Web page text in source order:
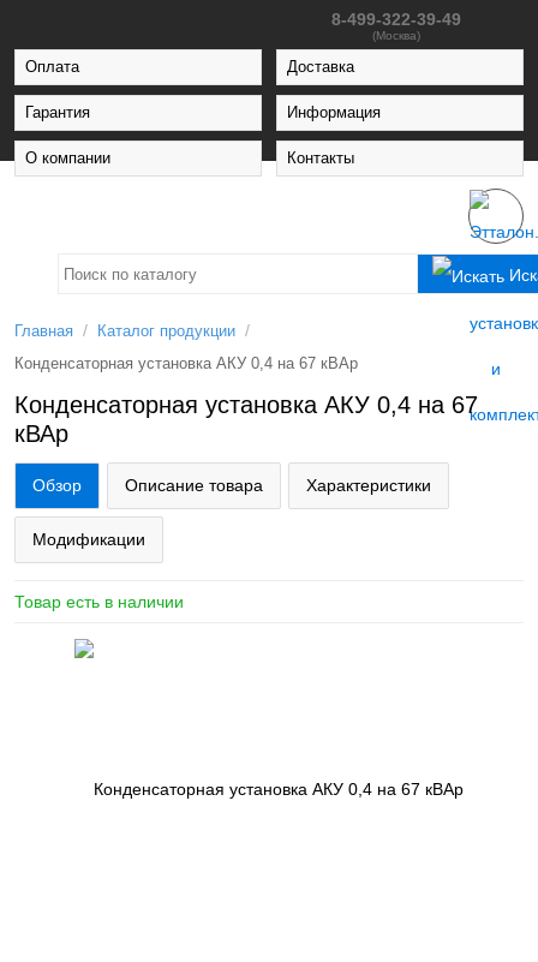
8-499-322-39-49
(Москва)
Оплата Доставка
Гарантия Информация
О компании Контакты
Главная / Каталог продукции /
Конденсаторная установка АКУ 0,4 на 67 кВАр
Конденсаторная установка АКУ 0,4 на 67
кВАр
Обзор Описание товара Характеристики
Модификации
Товар есть в наличии